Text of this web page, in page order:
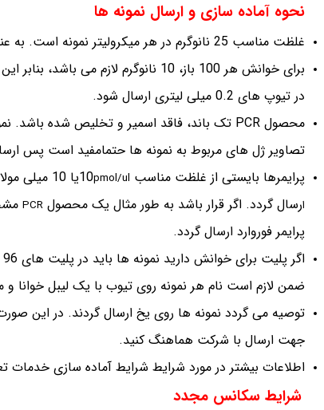
نحوه آماده سازی و ارسال نمونه ها
غلظت مناسب 25 نانوگرم در هر میکرولیتر نمونه است. به عنوان معیار 1 میکرولیتر از نمونه روی ژل 1% آگارز بایستی باند قابل مشاهده ایجاد نماید.
در تیوپ های 0.2 میلی لیتری ارسال شود.
محصول PCR تک باند، فاقد اسمیر و تخلیص شده باشد. نمونه ها در آب ارسال شوند. نمونه های ارسالی در
تصاویر ژل های مربوط به نمونه ها حتمامفید است پس
پرایمرها بایستی از غلظت مناسب 10 pmol/ul یا 10 میلی مولار برخوردار باشند و به ازای هر بار خوانش حداقل
ارسال گردد. اگر قرار باشد به طور مثال یک محصول PCR
پرایمر فوروارد ارسال گردد.
ضمن لازم است نام هر نمونه روی تیوب با یک لیبل خوانا
توصیه می گردد نمونه ها روی یخ ارسال گردند. در این
جهت ارسال با شرکت هماهنگ کنید.
اطلاعات بیشتر در مورد شرایط شرایط آماده سازی
شرایط سکانس مجدد